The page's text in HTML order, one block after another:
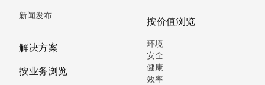
新闻发布
解决方案
按业务浏览
按价值浏览
环境
安全
健康
效率